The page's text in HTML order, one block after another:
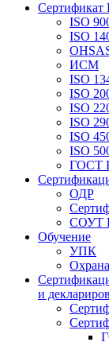
ISO
ISO
ИСМ
ISO
ISO
ISO
ISO
ISO
ISO
ГОСТ
ОДР
СОУТ
Обучение
УПК
и